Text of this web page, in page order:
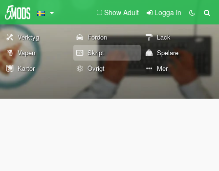
Show Adult Logga in
Verktyg Fordon
Lack
Vapen
Skript
Spelare
Kartor
Övrigt Mer